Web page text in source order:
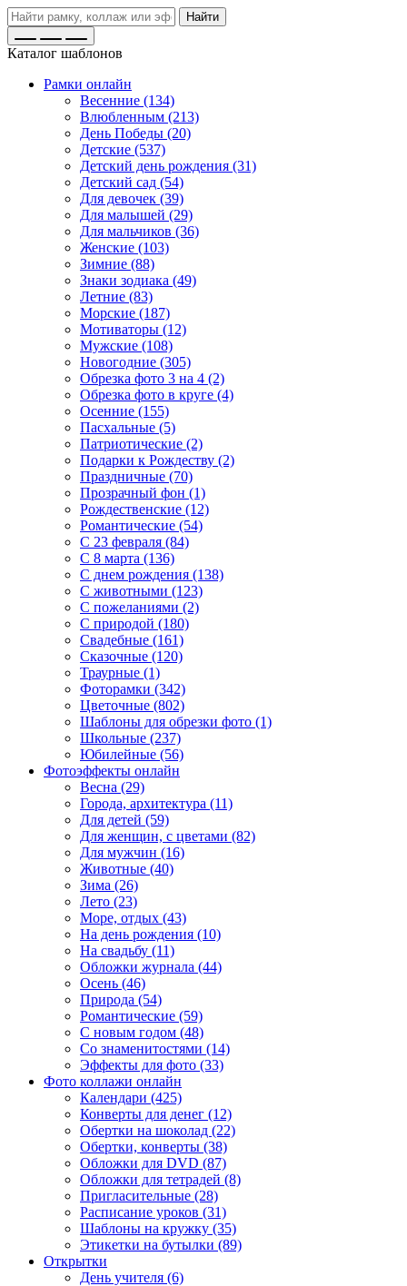
Найти
Каталог шаблонов
Рамки онлайн
Весенние (134)
Влюбленным (213)
День Победы (20)
Детские (537)
Детский день рождения (31)
Детский сад (54)
Для девочек (39)
Для малышей (29)
Для мальчиков (36)
Женские (103)
Зимние (88)
Знаки зодиака (49)
Летние (83)
Морские (187)
Мотиваторы (12)
Мужские (108)
Новогодние (305)
Обрезка фото 3 на 4 (2)
Обрезка фото в круге (4)
Осенние (155)
Пасхальные (5)
Патриотические (2)
Подарки к Рождеству (2)
Праздничные (70)
Прозрачный фон (1)
Рождественские (12)
Романтические (54)
С 23 февраля (84)
С 8 марта (136)
С днем рождения (138)
С животными (123)
С пожеланиями (2)
С природой (180)
Свадебные (161)
Сказочные (120)
Траурные (1)
Фоторамки (342)
Цветочные (802)
Шаблоны для обрезки фото (1)
Школьные (237)
Юбилейные (56)
Фотоэффекты онлайн
Весна (29)
Города, архитектура (11)
Для детей (59)
Для женщин, с цветами (82)
Для мужчин (16)
Животные (40)
Зима (26)
Лето (23)
Море, отдых (43)
На день рождения (10)
На свадьбу (11)
Обложки журнала (44)
Осень (46)
Природа (54)
Романтические (59)
С новым годом (48)
Со знаменитостями (14)
Эффекты для фото (33)
Фото коллажи онлайн
Календари (425)
Конверты для денег (12)
Обертки на шоколад (22)
Обертки, конверты (38)
Обложки для DVD (87)
Обложки для тетрадей (8)
Пригласительные (28)
Расписание уроков (31)
Шаблоны на кружку (35)
Этикетки на бутылки (89)
Открытки
День учителя (6)